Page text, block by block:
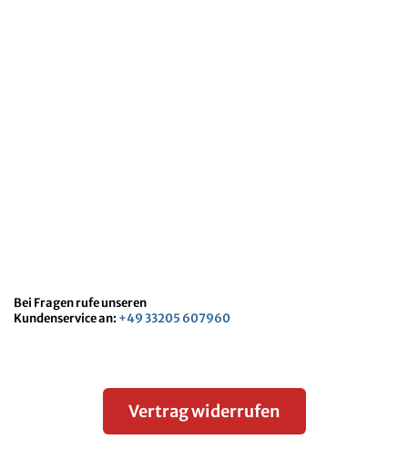
Bei Fragen rufe unseren
Kundenservice an: +49 33205 607960
Vertrag widerrufen